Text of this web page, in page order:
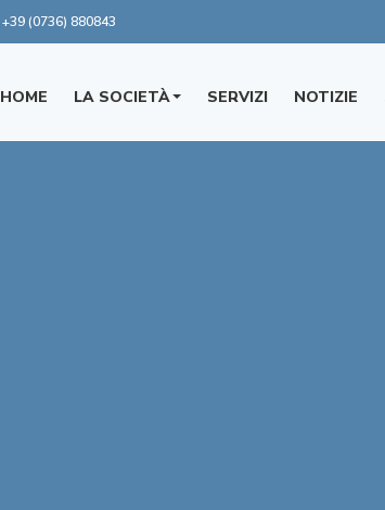
+39 (0736) 880843
HOME LA SOCIETÀ SERVIZI NOTIZIE